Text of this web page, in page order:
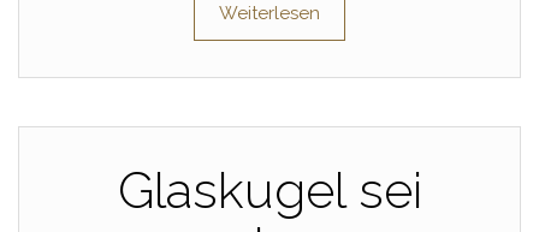
Weiterlesen
Glaskugel sei